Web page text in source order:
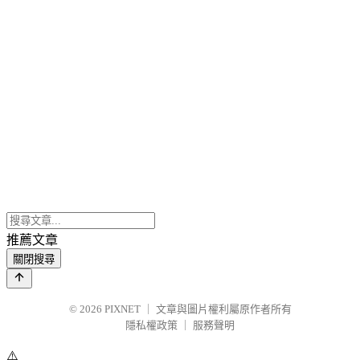
推薦文章
關閉搜尋
© 2026 PIXNET
文章與圖片權利屬原作者所有
隱私權政策
服務聲明
⚠️